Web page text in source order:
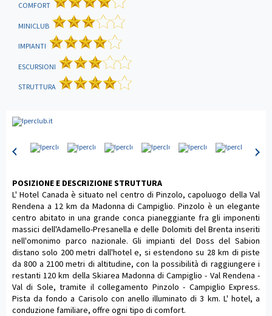
COMFORT
MINICLUB
IMPIANTI
ESCURSIONI
STRUTTURA
POSIZIONE E DESCRIZIONE STRUTTURA
L' Hotel Canada è situato nel centro di Pinzolo, capoluogo della Val
Rendena a 12 km da Madonna di Campiglio. Pinzolo è un elegante
centro abitato in una grande conca pianeggiante fra gli imponenti
massici dell'Adamello-Presanella e delle Dolomiti del Brenta inseriti
nell'omonimo parco nazionale. Gli impianti del Doss del Sabion
distano solo 200 metri dall'hotel e, si estendono su 28 km di piste
da 800 a 2100 metri di altitudine, con la possibilità di raggiungere i
restanti 120 km della Skiarea Madonna di Campiglio - Val Rendena -
Val di Sole, tramite il collegamento Pinzolo - Campiglio Express.
Pista da fondo a Carisolo con anello illuminato di 3 km. L' hotel, a
conduzione familiare, offre ogni tipo di comfort.